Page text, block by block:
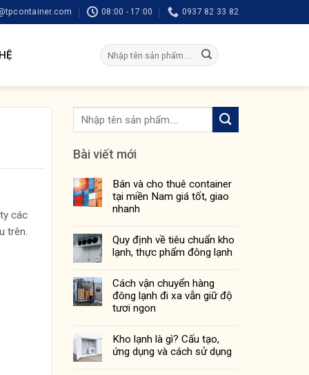
08:00 - 17:00 0937 82 33 82
Tìm
kiếm:
các
trên.
Bài viết mới
Bán và cho thuê container
tại miền Nam giá tốt, giao
nhanh
Quy định về tiêu chuẩn kho
lạnh, thực phẩm đông lạnh
Cách vận chuyển hàng
đông lạnh đi xa vẫn giữ độ
tươi ngon
Kho lạnh là gì? Cấu tạo,
ứng dụng và cách sử dụng